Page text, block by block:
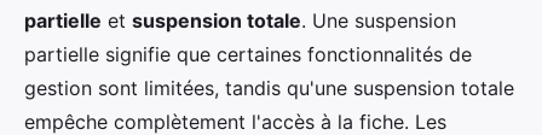
partielle et suspension totale. Une suspension
partielle signifie que certaines fonctionnalités de
gestion sont limitées, tandis qu'une suspension totale
empêche complètement l'accès à la fiche. Les